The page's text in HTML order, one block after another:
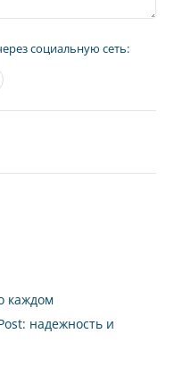
социальную сеть:
каждом